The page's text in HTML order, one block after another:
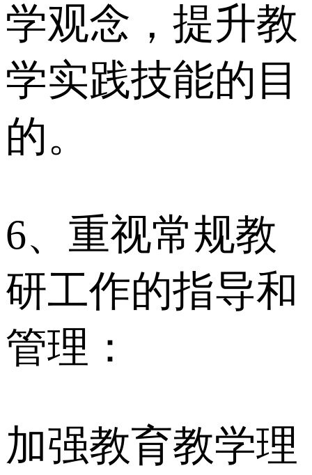
学观念，提升教
学实践技能的目
的。
6、重视常规教
研工作的指导和
管理：
加强教育教学理